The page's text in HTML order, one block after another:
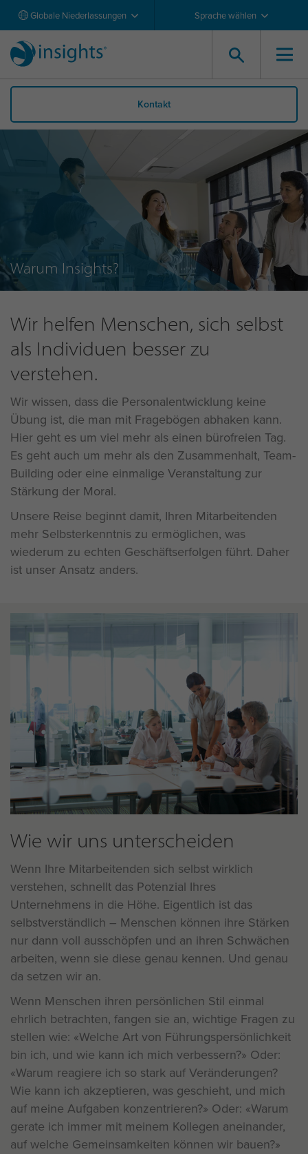
Globale Niederlassungen Sprache wählen
Kontakt
Warum Insights?
Wir helfen Menschen, sich selbst
als Individuen besser zu
verstehen.
Wir wissen, dass die Personalentwicklung keine
Übung ist, die man mit Fragebögen abhaken kann.
Hier geht es um viel mehr als einen bürofreien Tag.
Es geht auch um mehr als den Zusammenhalt, Team-
Building oder eine einmalige Veranstaltung zur
Stärkung der Moral.
Unsere Reise beginnt damit, Ihren Mitarbeitenden
mehr Selbsterkenntnis zu ermöglichen, was
wiederum zu echten Geschäftserfolgen führt. Daher
ist unser Ansatz anders.
Wie wir uns unterscheiden
Wenn Ihre Mitarbeitenden sich selbst wirklich
verstehen, schnellt das Potenzial Ihres
Unternehmens in die Höhe. Eigentlich ist das
selbstverständlich – Menschen können ihre Stärken
nur dann voll ausschöpfen und an ihren Schwächen
arbeiten, wenn sie diese genau kennen. Und genau
da setzen wir an.
Wenn Menschen ihren persönlichen Stil einmal
ehrlich betrachten, fangen sie an, wichtige Fragen zu
stellen wie: «Welche Art von Führungspersönlichkeit
bin ich, und wie kann ich mich verbessern?» Oder:
«Warum reagiere ich so stark auf Veränderungen?
Wie kann ich akzeptieren, was geschieht, und mich
auf meine Aufgaben konzentrieren?» Oder: «Warum
gerate ich immer mit meinem Kollegen aneinander,
auf welche Gemeinsamkeiten können wir bauen?»